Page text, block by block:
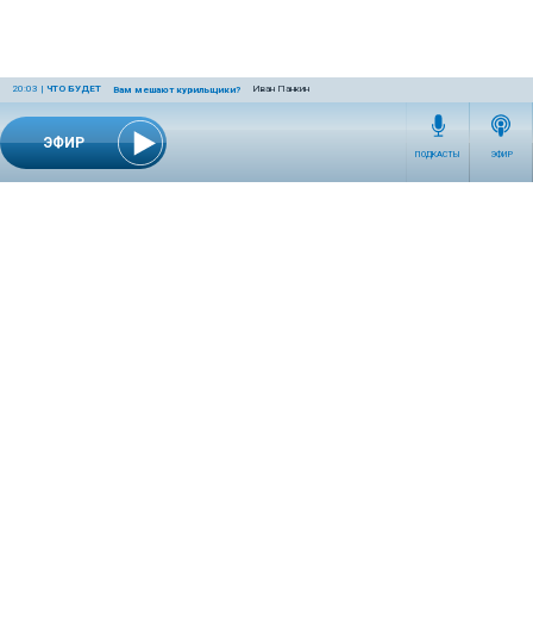
ЭФИР
20:03 | ЧТО БУДЕТ Вам мешают курильщики? Иван Панкин
ПОДКАСТЫ ЭФИР